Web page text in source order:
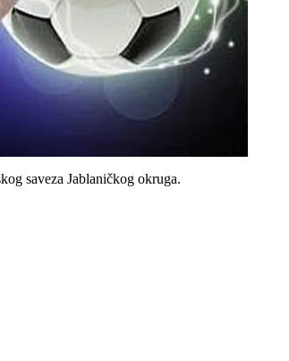
saveza Jablaničkog okruga.